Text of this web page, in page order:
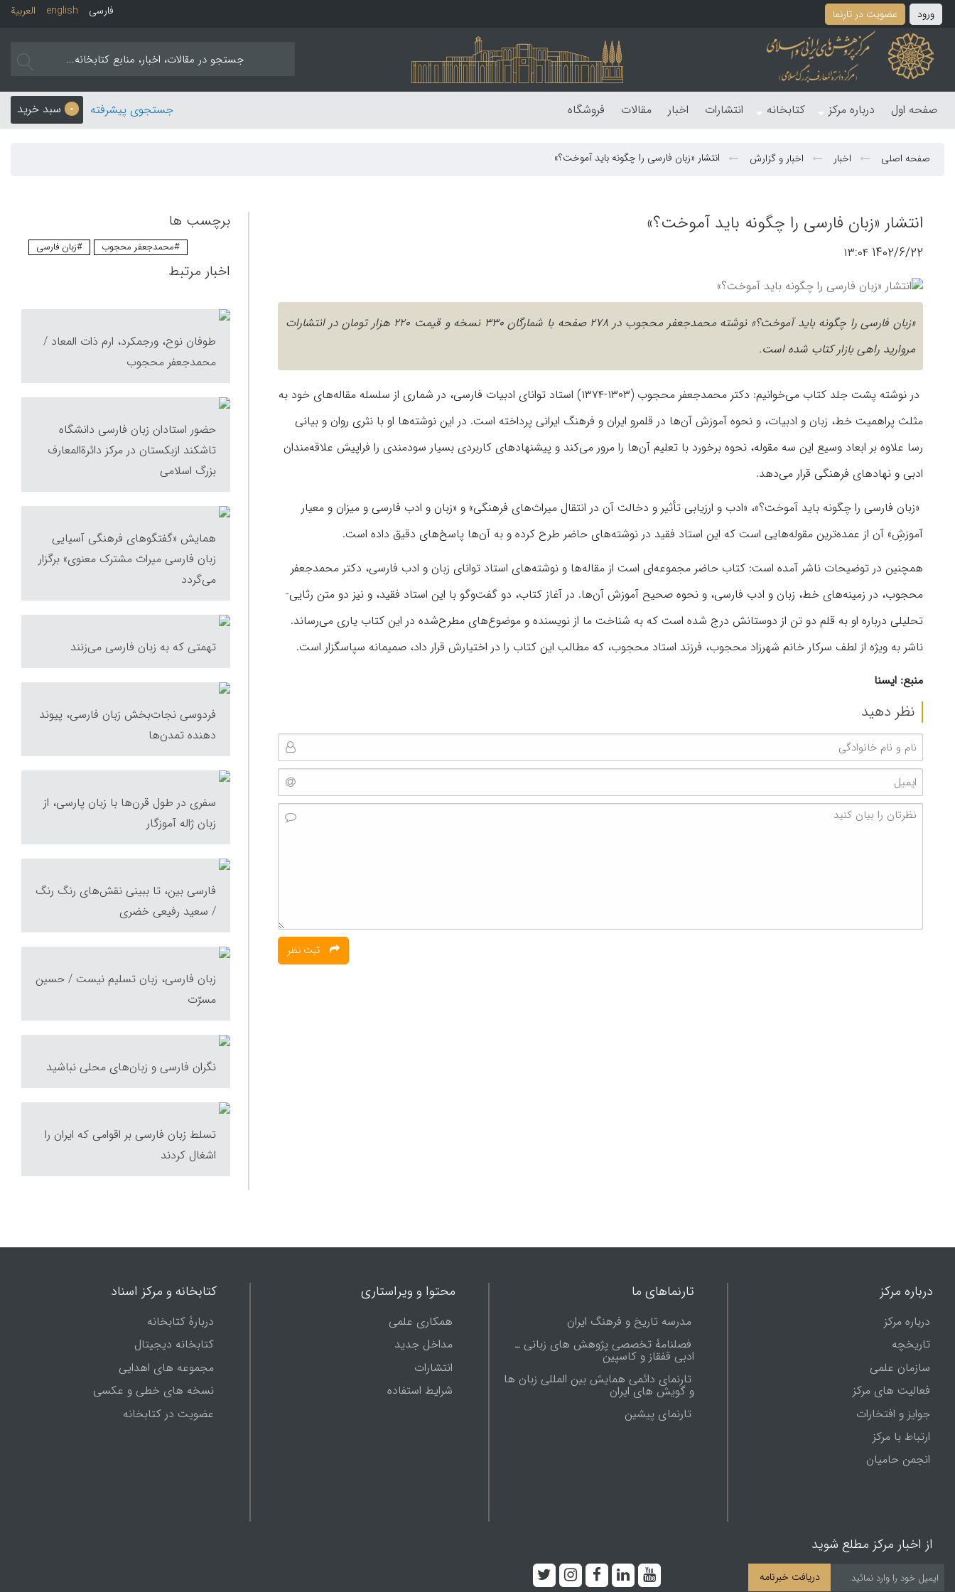
ورود عضویت در تارنما العربیة english فارسی
صفحه اول درباره مرکز کتابخانه انتشارات اخبار مقالات فروشگاه 0 سبد خرید جستجوی پیشرفته
صفحه اصلی اخبار اخبار و گزارش انتشار «زبان فارسی را چگونه باید آموخت؟»
انتشار «زبان فارسی را چگونه باید آموخت؟»
1402/6/22 ۱۳:۰۴
«زبان فارسی را چگونه باید آموخت؟» نوشته محمدجعفر محجوب در ۲۷۸ صفحه با شمارگان ۳۳۰ نسخه و قیمت ۲۲۰ هزار تومان در انتشارات
مروارید راهی بازار کتاب شده است.
در نوشته پشت جلد کتاب می‌خوانیم: دکتر محمدجعفر محجوب (۱۳۰۳-۱۳۷۴) استاد توانای ادبیات فارسی، در شماری از سلسله مقاله‌های خود به
مثلث پراهمیت خط، زبان و ادبیات، و نحوه آموزش آن‌ها در قلمرو ایران و فرهنگ ایرانی پرداخته است. در این نوشته‌ها او با نثری روان و بیانی
رسا علاوه بر ابعاد وسیع این سه مقوله، نحوه برخورد با تعلیم آن‌ها را مرور می‌کند و پیشنهادهای کاربردی بسیار سودمندی را فراپیش علاقه‌مندان
ادبی و نهادهای فرهنگی قرار می‌دهد.
«زبان فارسی را چگونه باید آموخت؟»، «ادب و ارزیابی تأثیر و دخالت آن در انتقال میراث‌های فرهنگی» و «زبان و ادب فارسی و میزان و معیار
آموزشِ» آن از عمده‌ترین مقوله‌هایی است که این استاد فقید در نوشته‌های حاضر طرح کرده و به آن‌ها پاسخ‌های دقیق داده است.
همچنین در توضیحات ناشر آمده است: کتاب حاضر مجموعه‌ای است از مقاله‌ها و نوشته‌های استاد توانای زبان و ادب فارسی، دکتر محمدجعفر
محجوب، در زمینه‌های خط، زبان و ادب فارسی، و نحوه صحیح آموزش آن‌ها. در آغاز کتاب، دو گفت‌وگو با این استاد فقید، و نیز دو متن رثایی-
تحلیلی درباره او به قلم دو تن از دوستانش درج شده است که به شناخت ما از نویسنده و موضوع‌های مطرح‌شده در این کتاب یاری می‌رساند.
ناشر به ویژه از لطف سرکار خانم شهرزاد محجوب، فرزند استاد محجوب، که مطالب این کتاب را در اختیارش قرار داد، صمیمانه سپاسگزار است.
منبع: ایسنا
نظر دهید
برچسب ها
#محمدجعفر محجوب #زبان فارسی
اخبار مرتبط
طوفان نوح، ورجمکرد، ارم ذات المعاد /
محمدجعفر محجوب
حضور استادان زبان فارسی دانشگاه
تاشکند ازبکستان در مرکز دائرة‌المعارف
بزرگ اسلامی
همایش «گفتگوهای فرهنگی آسیایی
زبان فارسی میراث مشترک معنوی» برگزار
می‌گردد
تهمتی که به زبان فارسی می‌زنند
فردوسی نجات‌بخش زبان فارسی، پیوند
دهنده تمدن‌ها
سفری در طول قرن‌ها با زبان پارسی، از
زبان ژاله آموزگار
فارسی بین، تا ببینی نقش‌های رنگ رنگ
/ سعید رفیعی خضری
زبان فارسى، زبان تسليم نیست / حسین
مسرّت
نگران فارسی و زبان‌های محلی نباشید
تسلط زبان فارسی بر اقوامی که ایران را
اشغال کردند
درباره مرکز
درباره مرکز
تاریخچه
سازمان علمی
فعالیت های مرکز
جوایز و افتخارات
ارتباط با مرکز
انجمن حامیان
تارنماهای ما
مدرسه تاریخ و فرهنگ ایران
فصلنامۀ تخصصی پژوهش های زبانی ـ
ادبی قفقاز و کاسپین
تارنمای دائمی همایش بین المللی زبان ها
و گویش های ایران
تارنماى پيشين
محتوا و ویراستاری
همکاری علمی
مداخل جدید
انتشارات
شرایط استفاده
کتابخانه و مرکز اسناد
دربارۀ کتابخانه
کتابخانه دیجیتال
مجموعه های اهدایی
نسخه های خطی و عکسی
عضویت در کتابخانه
از اخبار مرکز مطلع شوید
دریافت خبرنامه